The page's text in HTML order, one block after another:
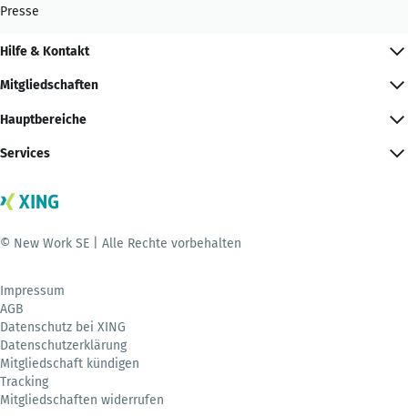
Presse
Hilfe & Kontakt
Mitgliedschaften
Hauptbereiche
Services
© New Work SE | Alle Rechte vorbehalten
Impressum
AGB
Datenschutz bei XING
Datenschutzerklärung
Mitgliedschaft kündigen
Tracking
Mitgliedschaften widerrufen